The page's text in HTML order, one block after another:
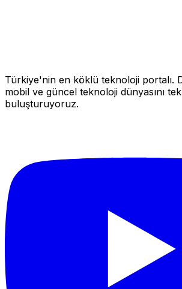
Türkiye'nin en köklü teknoloji portalı.
mobil ve güncel teknoloji dünyasını
buluşturuyoruz.